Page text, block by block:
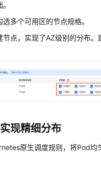
多个可用区的节点规格。
点，实现了AZ级别的分布
现精细分布
原生调度规则，将Pod均